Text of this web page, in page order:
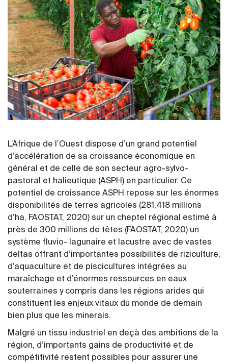
L’Afrique de l’Ouest dispose d’un grand potentiel
d’accélération de sa croissance économique en
général et de celle de son secteur agro-sylvo-
pastoral et halieutique (ASPH) en particulier. Ce
potentiel de croissance ASPH repose sur les énormes
disponibilités de terres agricoles (281,418 millions
d’ha, FAOSTAT, 2020) sur un cheptel régional estimé à
près de 300 millions de têtes (FAOSTAT, 2020) un
système fluvio- lagunaire et lacustre avec de vastes
deltas offrant d’importantes possibilités de riziculture,
d’aquaculture et de piscicultures intégrées au
maraîchage et d’énormes ressources en eaux
souterraines y compris dans les régions arides qui
constituent les enjeux vitaux du monde de demain
bien plus que les minerais.
Malgré un tissu industriel en deçà des ambitions de la
région, d’importants gains de productivité et de
compétitivité restent possibles pour assurer une